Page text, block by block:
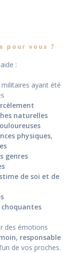
pour vous ?
:
militaires ayant été
naturelles
physiques,
genres
de soi et de
choquantes
des émotions
responsable
de vos proches.